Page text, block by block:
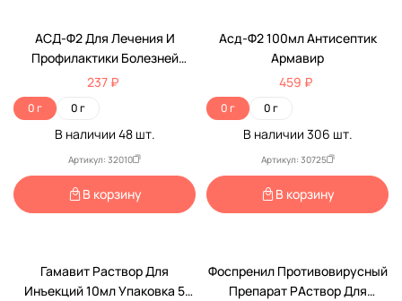
АСД-Ф2 Для Лечения И
Профилактики Болезней
Различной Этиологии,
Повышения Общей
Резистентности И
Продуктивности Животных
20мл Армавир
237 ₽
0 г 0 г
В наличии 48шт.
Артикул: 32010
В корзину
Асд-Ф2 100мл Антисептик
Армавир
459 ₽
0 г 0 г
В наличии 306 шт.
Артикул: 30725
В корзину
Гамавит Раствор Для
Инъекций 10мл Упаковка 5
Фоспренил Противовирусный
Препарат РАствор Для